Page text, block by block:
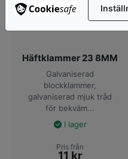
Häftklammer 23 8MM
Galvaniserad
blockklammer,
galvaniserad mjuk tråd
för bekväm...
I lager
Pris från
11 kr